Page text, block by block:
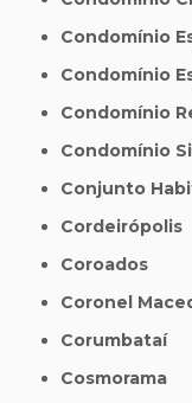
Condomínio
Condomínio
Condomínio
Condomínio
Conjunto
Cordeirópolis
Coroados
Coronel
Corumbataí
Cosmorama